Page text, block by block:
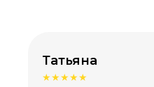
Татьяна
★★★★★